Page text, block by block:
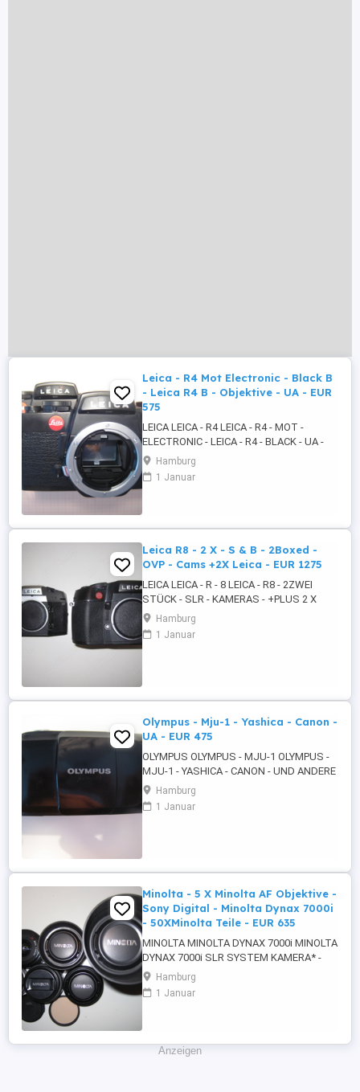
Leica - R4 Mot Electronic - Black B
- Leica R4 B - Objektive - UA - EUR
575
LEICA LEICA - R4 LEICA - R4 - MOT -
ELECTRONIC - LEICA - R4 - BLACK - UA -
LEICA - R4 - BLACK - MOT - ELECTRONIC -
LEICA - R4 - BLACK BODENPLATTE PLUS
UA PLUS UA 2 X OBJEKTIVE NO LEICA 1.
DURCHMESSER DM - KOREA 2. AUTO ...
Hamburg
1 Januar
Leica R8 - 2 X - S & B - 2Boxed -
OVP - Cams +2X Leica - EUR 1275
LEICA LEICA - R - 8 LEICA - R8 - 2ZWEI
STÜCK - SLR - KAMERAS - +PLUS 2 X
LEICA ZUBEHÖR - LEICA R8 - SLR -
KAMERAS - SILBER - CHROM UND
SCHWARZ - OVP - 2ZWEI X BOXED -
KAMERAS - LEICA R8 - ...
Hamburg
1 Januar
Olympus - Mju-1 - Yashica - Canon -
UA - EUR 475
OLYMPUS OLYMPUS - MJU-1 OLYMPUS -
MJU-1 - YASHICA - CANON - UND ANDERE
- UA 1. OLYMPUS OLYMPUS - MJU-1 -
ULTRA KOMPAKTKAMERA - SCHWARZ -
DISPLAY - AF - AUTOMATIC FOCUSING
SCHULTER POLSTER 2. OLYMPUS ...
Hamburg
1 Januar
Minolta - 5 X Minolta AF Objektive -
Sony Digital - Minolta Dynax 7000i
- 50XMinolta Teile - EUR 635
MINOLTA MINOLTA DYNAX 7000i MINOLTA
DYNAX 7000i SLR SYSTEM KAMERA* -
+PLUS 5 X MINOLTA AF OBJEKTIVE
TEILWEISE MACRO INKLUSIVE EXTRAS
AUCH FÜR ALLE SONY* DIGITAL
VERSCHLUSS - +PLUS MINOLTA REMOTE
- +PLUS MINOLTA BLITZ +MINOLTA ...
Hamburg
1 Januar
Anzeigen